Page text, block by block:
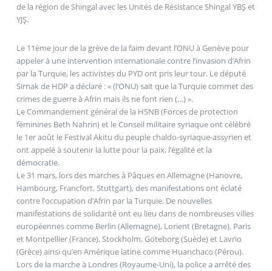
de la région de Shingal avec les Unités de Résistance Shingal YBŞ et
YJŞ.
Le 11ème jour de la grève de la faim devant l’ONU à Genève pour
appeler à une intervention internationale contre l’invasion d’Afrin
par la Turquie, les activistes du PYD ont pris leur tour. Le député
Sirnak de HDP a déclaré : « (l’ONU) sait que la Turquie commet des
crimes de guerre à Afrin mais ils ne font rien (…) ».
Le Commandement général de la HSNB (Forces de protection
féminines Beth Nahrin) et le Conseil militaire syriaque ont célébré
le 1er août le Festival Akitu du peuple chaldo-syriaque-assyrien et
ont appelé à soutenir la lutte pour la paix, l’égalité et la
démocratie.
Le 31 mars, lors des marches à Pâques en Allemagne (Hanovre,
Hambourg, Francfort, Stuttgart), des manifestations ont éclaté
contre l’occupation d’Afrin par la Turquie. De nouvelles
manifestations de solidarité ont eu lieu dans de nombreuses villes
européennes comme Berlin (Allemagne), Lorient (Bretagne), Paris
et Montpellier (France), Stockholm, Göteborg (Suède) et Lavrio
(Grèce) ainsi qu’en Amérique latine comme Huanchaco (Pérou).
Lors de la marche à Londres (Royaume-Uni), la police a arrêté des